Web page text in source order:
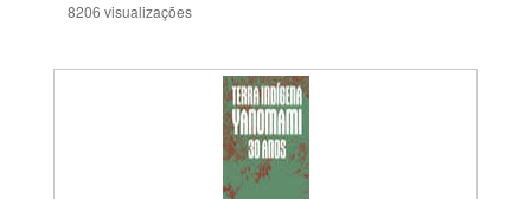
8206 visualizações